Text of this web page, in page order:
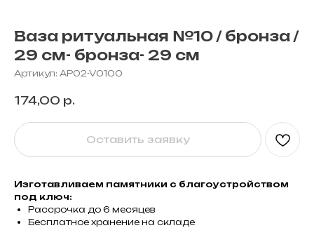
Ваза ритуальная №10 / бронза /
29 см- бронза- 29 см
Артикул: AP02-V0100
174,00 р.
Оставить заявку
Изготавливаем памятники с благоустройством
под ключ:
Рассрочка до 6 месяцев
Бесплатное хранение на складе